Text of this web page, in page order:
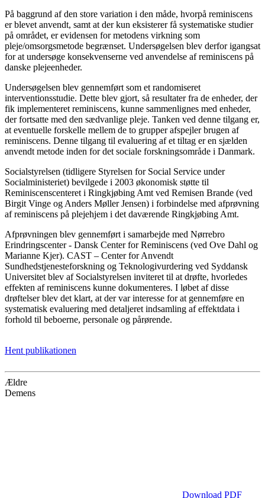
På baggrund af den store variation i den måde, hvorpå reminiscens
er blevet anvendt, samt at der kun eksisterer få systematiske studier
på området, er evidensen for metodens virkning som
pleje/omsorgsmetode begrænset. Undersøgelsen blev derfor igangsat
for at undersøge konsekvenserne ved anvendelse af reminiscens på
danske plejeenheder.
Undersøgelsen blev gennemført som et randomiseret
interventionsstudie. Dette blev gjort, så resultater fra de enheder, der
fik implementeret reminiscens, kunne sammenlignes med enheder,
der fortsatte med den sædvanlige pleje. Tanken ved denne tilgang er,
at eventuelle forskelle mellem de to grupper afspejler brugen af
reminiscens. Denne tilgang til evaluering af et tiltag er en sjælden
anvendt metode inden for det sociale forskningsområde i Danmark.
Socialstyrelsen (tidligere Styrelsen for Social Service under
Socialministeriet) bevilgede i 2003 økonomisk støtte til
Reminiscenscenteret i Ringkjøbing Amt ved Remisen Brande (ved
Birgit Vinge og Anders Møller Jensen) i forbindelse med afprøvning
af reminiscens på plejehjem i det daværende Ringkjøbing Amt.
Afprøvningen blev gennemført i samarbejde med Nørrebro
Erindringscenter - Dansk Center for Reminiscens (ved Ove Dahl og
Marianne Kjer). CAST – Center for Anvendt
Sundhedstjenesteforskning og Teknologivurdering ved Syddansk
Universitet blev af Socialstyrelsen inviteret til at drøfte, hvorledes
effekten af reminiscens kunne dokumenteres. I løbet af disse
drøftelser blev det klart, at der var interesse for at gennemføre en
systematisk evaluering med detaljeret indsamling af effektdata i
forhold til beboerne, personale og pårørende.
Hent publikationen
Ældre
Demens
Download PDF